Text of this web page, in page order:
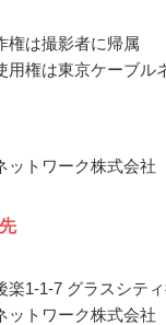
権は撮影者に帰属
用権は東京ケーブル
ットワーク株式会社
楽1-1-7 グラスシテ
ットワーク株式会社